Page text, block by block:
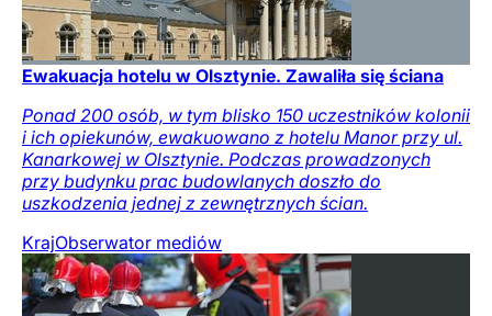
Ewakuacja hotelu w Olsztynie. Zawaliła się ściana
Ponad 200 osób, w tym blisko 150 uczestników kolonii
i ich opiekunów, ewakuowano z hotelu Manor przy ul.
Kanarkowej w Olsztynie. Podczas prowadzonych
przy budynku prac budowlanych doszło do
uszkodzenia jednej z zewnętrznych ścian.
KrajObserwator mediów